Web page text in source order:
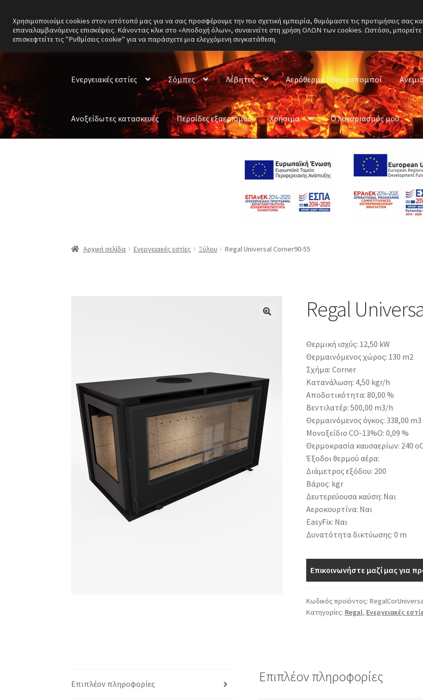
Απευθείας
μετάβαση
στην
Μετάβαση
σε
περιεχόμενο
Ενεργειακές εστίες Σόμπες Λέβητες Αερόθερμα | Θερμοπομποί
Ανοξείδωτες κατασκευές Περσίδες εξαερισμού Χρήσιμα Ο λογαριασμός μου
Αρχική σελίδα Ενεργειακές εστίες Ξύλου Regal Universal Corner90-55
Regal
Θερμική ισχύς: 12,50 kW
Θερμαινόμενος χώρος: 130 m2
Σχήμα: Corner
Κατανάλωση: 4,50 kgr/h
Αποδοτικότητα: 80,00 %
Βεντιλατέρ: 500,00 m3/h
Θερμαινόμενος όγκος: 338,00 m3
Μονοξείδιο CO-13%O: 0,09 %
Θερμοκρασία καυσαερίων: 240
Έξοδοι θερμού αέρα:
Διάμετρος εξόδου: 200
Βάρος: kgr
Δευτερεύουσα καύση: Ναι
Αεροκουρτίνα: Ναι
EasyFix: Ναι
Δυνατότητα δικτύωσης: 0 m
Επικοινωνήστε μαζί μας για
Κωδικός προϊόντος:
Κατηγορίες: Regal, Ενεργειακές
Επιπλέον πληροφορίες Επιπλέον πληροφορίες
Χρησιμοποιούμε cookies στον ιστότοπό μας για να σας προσφέρουμε την πιο σχετική εμπειρία, θυμόμαστε τις προτιμήσεις σας
επαναλαμβανόμενες επισκέψεις. Κάνοντας κλικ στο «Αποδοχή όλων», συναινείτε στη χρήση ΟΛΩΝ των cookies. Ωστόσο,
επισκεφτείτε τις "Ρυθμίσεις cookie" για να παράσχετε μια ελεγχόμενη συγκατάθεση.